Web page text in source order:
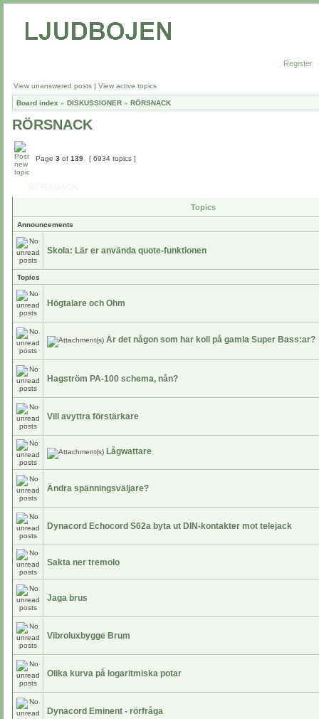
Register
View unanswered posts | View active topics
Board index » DISKUSSIONER » RÖRSNACK
RÖRSNACK
Page 3 of 139 [ 6934 topics ]
Topics
Announcements
Skola: Lär er använda quote-funktionen
Topics
Högtalare och Ohm
Är det någon som har koll på gamla Super Bass:ar?
Hagström PA-100 schema, nån?
Vill avyttra förstärkare
Lågwattare
Ändra spänningsväljare?
Dynacord Echocord S62a byta ut DIN-kontakter mot telejack
Sakta ner tremolo
Jaga brus
Vibroluxbygge Brum
Olika kurva på logaritmiska potar
Dynacord Eminent - rörfråga